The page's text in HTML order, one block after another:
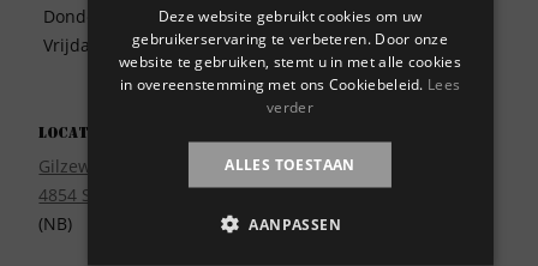
Donderdag
Vrijdag
09:30 – 17:00
09:30 – 17:00
Locatie
Gilzeweg 17
4854 SE Bavel
(NB)
Disclaimer
Garantie
Meest gestelde vragen
Privacy
Wie zijn wij?
Deze website gebruikt cookies om uw
gebruikerservaring te verbeteren. Door onze
website te gebruiken, stemt u in met alle cookies
in overeenstemming met ons Cookiebeleid. Lees
verder
ALLES TOESTAAN
AANPASSEN